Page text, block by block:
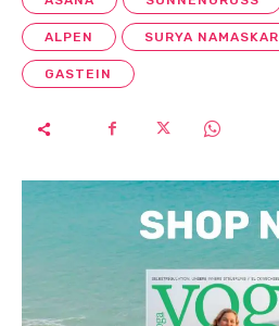
ALPEN SURYA NAMASKAR
GASTEIN